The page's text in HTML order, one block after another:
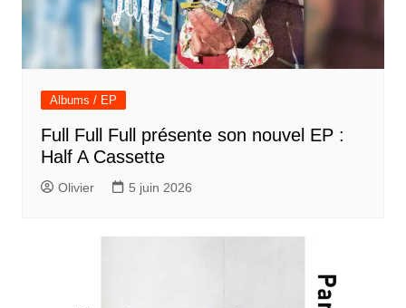
Albums / EP
Full Full Full présente son nouvel EP :
Half A Cassette
Olivier 5 juin 2026